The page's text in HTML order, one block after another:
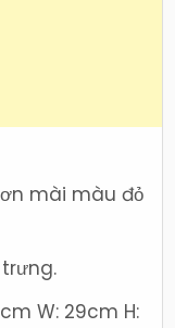
mài màu đỏ
W: 29cm H: